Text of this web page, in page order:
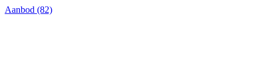
Aanbod (82)